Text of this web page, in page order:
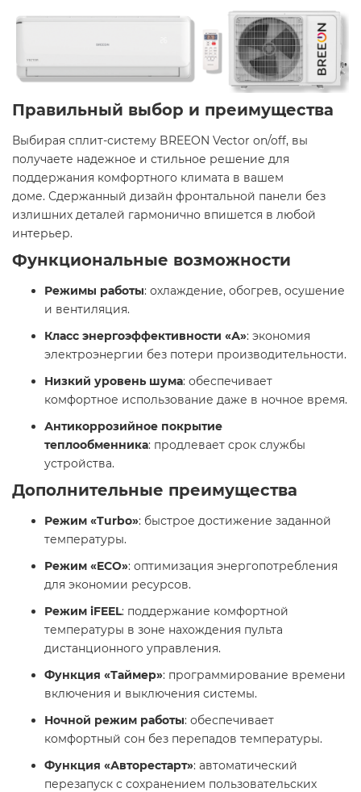
Правильный выбор и преимущества
Выбирая сплит-систему BREEON Vector on/off, вы
получаете надежное и стильное решение для
поддержания комфортного климата в вашем
доме. Сдержанный дизайн фронтальной панели без
излишних деталей гармонично впишется в любой
интерьер. ​
Функциональные возможности
Режимы работы: охлаждение, обогрев, осушение
и вентиляция.​
Класс энергоэффективности «А»: экономия
электроэнергии без потери производительности.​
Низкий уровень шума: обеспечивает
комфортное использование даже в ночное время.​
Антикоррозийное покрытие
теплообменника: продлевает срок службы
устройства. ​
Дополнительные преимущества
Режим «Turbo»: быстрое достижение заданной
температуры.​
Режим «ECO»: оптимизация энергопотребления
для экономии ресурсов.​
Режим iFEEL: поддержание комфортной
температуры в зоне нахождения пульта
дистанционного управления.​
Функция «Таймер»: программирование времени
включения и выключения системы.​
Ночной режим работы: обеспечивает
комфортный сон без перепадов температуры.​
Функция «Авторестарт»: автоматический
перезапуск с сохранением пользовательских